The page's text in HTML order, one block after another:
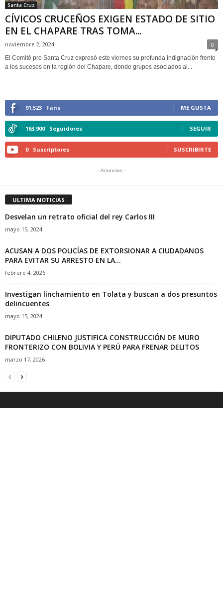
Santa Cruz
CÍVICOS CRUCEÑOS EXIGEN ESTADO DE SITIO
EN EL CHAPARE TRAS TOMA...
noviembre 2, 2024 0
El Comité pro Santa Cruz expresó este viernes su profunda indignación frente
a los sucesos en la región del Chapare, donde grupos asociados al...
91,523 Fans ME GUSTA
163,900 Seguidores SEGUIR
0 Suscriptores SUSCRIBIRTE
- Anuncios -
ULTIMA NOTICIAS
Desvelan un retrato oficial del rey Carlos III
mayo 15, 2024
ACUSAN A DOS POLICÍAS DE EXTORSIONAR A CIUDADANOS
PARA EVITAR SU ARRESTO EN LA...
febrero 4, 2026
Investigan linchamiento en Tolata y buscan a dos presuntos
delincuentes
mayo 15, 2024
DIPUTADO CHILENO JUSTIFICA CONSTRUCCIÓN DE MURO
FRONTERIZO CON BOLIVIA Y PERÚ PARA FRENAR DELITOS
marzo 17, 2026